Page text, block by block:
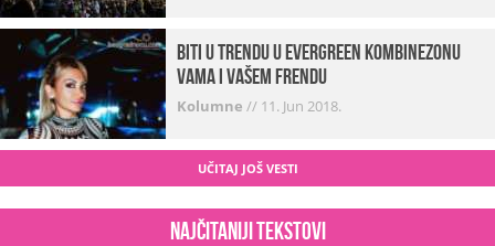
Biti u trendu u Evergreen kombinezonu
vama i vašem frendu
Kolumne // 11. Jun 2018.
UČITAJ JOŠ VESTI
Najčitaniji tekstovi